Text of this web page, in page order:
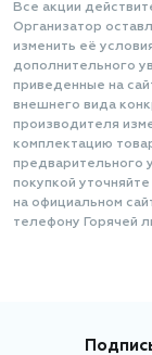
Все акции
Организатор
изменить её
дополнительного
приведенные на
внешнего вида
производителя
комплектацию
предварительного
покупкой
на официальном
телефону Горячей